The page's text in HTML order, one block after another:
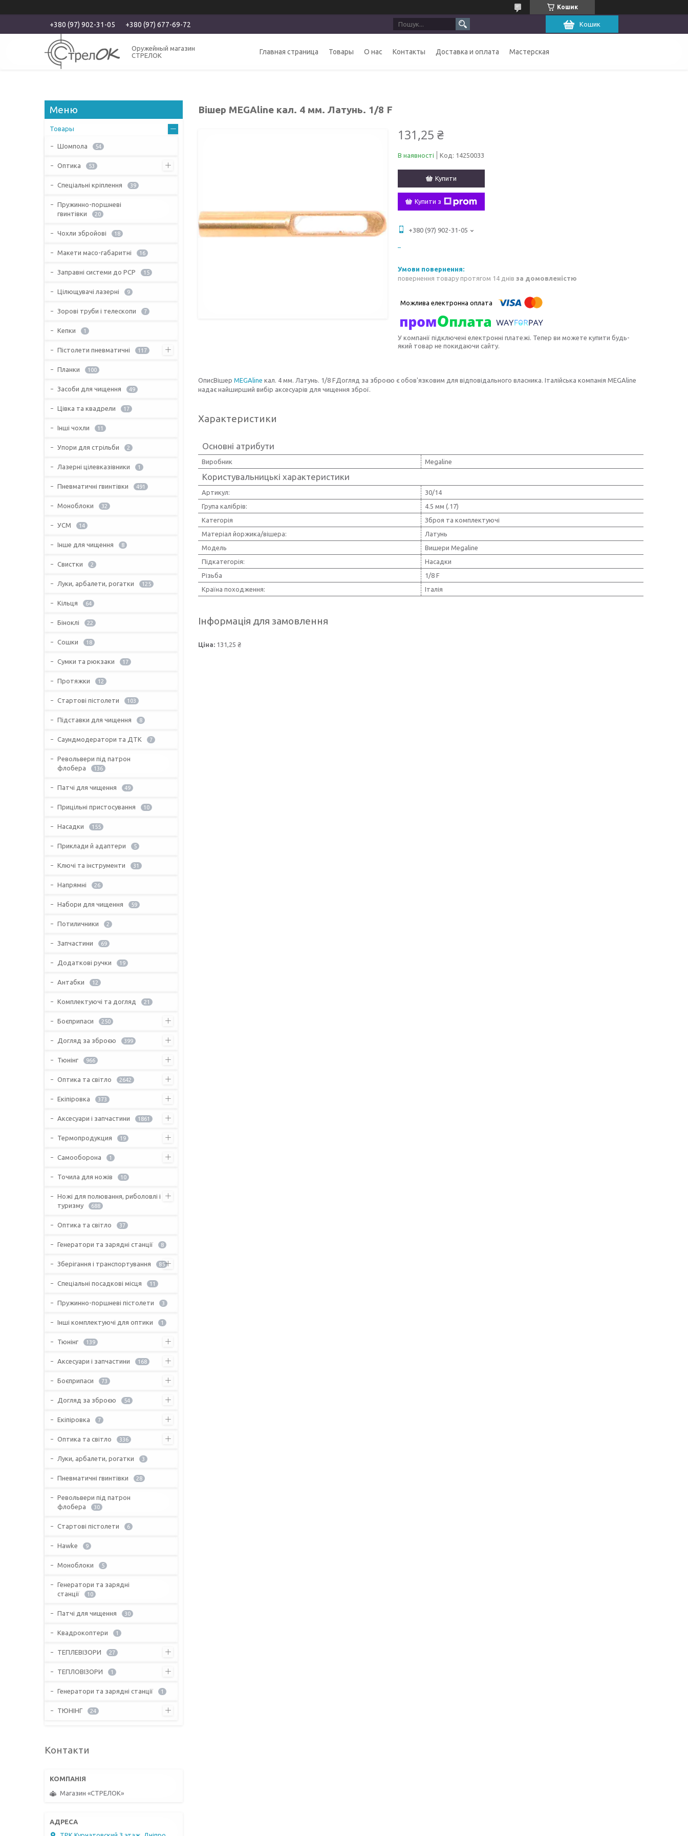
Кошик
+380 (97) 902-31-05 +380 (97) 677-69-72 Кошик
Оружейный магазин
СТРЕЛОК
Главная страница Товары О нас Контакты Доставка и оплата Мастерская
Вішер MEGAline кал. 4 мм. Латунь. 1/8 F
131,25 ₴
В наявності Код: 14250033
Купити
Купити з
+380 (97) 902-31-05
повернення товару протягом 14 днів за домовленістю
У компанії підключені електронні платежі. Тепер ви можете купити будь-
який товар не покидаючи сайту.
ОписВішер MEGAline кал. 4 мм. Латунь. 1/8 FДогляд за зброєю є обов'язковим для відповідального власника. Італійська компанія MEGAline
надає найширший вибір аксесуарів для чищення зброї.
Характеристики
Основні атрибути
Виробник Megaline
Користувальницькі характеристики
Артикул:
30/14
Група калібрів:
4.5 мм (.17)
Категорія
Зброя та комплектуючі
Матеріал йоржика/вішера:
Латунь
Мoдель
Вишери Megaline
Підкатегорія:
Насадки
Різьба
1/8 F
Країна походження:
Італія
Інформація для замовлення
Ціна: 131,25 ₴
Товары
Шомпола 54
Оптика 53
Спеціальні кріплення 39
Пружинно-поршневі
гвинтівки
20
Чохли збройові 18
Макети масо-габаритні 16
Заправні системи до PCP 15
Цілющувачі лазерні 9
Зорові труби і телескопи 7
Кепки 1
Пістолети пневматичні 117
Планки 100
Засоби для чищення 49
Цівка та квадрели 17
Інші чохли 11
Упори для стрільби 2
Лазерні цілевказівники 1
Пневматичні гвинтівки 491
Моноблоки 32
УСМ 14
Інше для чищення 8
Свистки 2
Луки, арбалети, рогатки 125
Кільця 64
Біноклі 22
Сошки 18
Сумки та рюкзаки 17
Протяжки 12
Стартові пістолети 103
Підставки для чищення 8
Саундмодератори та ДТК 7
Револьвери під патрон
флобера
136
Патчі для чищення 49
Прицільні пристосування 10
Насадки 155
Приклади й адаптери 5
Ключі та інструменти 31
Напрямні 26
Набори для чищення 59
Потиличники 2
Запчастини 69
Додаткові ручки 19
Антабки 12
Комплектуючі та догляд 21
Боєприпаси 250
Догляд за зброєю 399
Тюнінг 966
Оптика та світло 2642
Екіпіровка 373
Аксесуари і запчастини 1861
Термопродукция 19
Самооборона 1
Точила для ножів 10
Ножі для полювання, риболовлі і
туризму
688
Оптика та світло 37
Генератори та зарядні станції 8
Зберігання і транспортування 85
Спеціальні посадкові місця 11
Пружинно-поршневі пістолети 3
Інші комплектуючі для оптики 1
Тюнінг 139
Аксесуари і запчастини 168
Боєприпаси 73
Догляд за зброєю 54
Екіпіровка 7
Оптика та світло 336
Луки, арбалети, рогатки 3
Пневматичні гвинтівки 28
Револьвери під патрон
флобера
30
Стартові пістолети 6
Hawke 9
Моноблоки 5
Генератори та зарядні
станції
10
Патчі для чищення 30
Квадрокоптери 1
ТЕПЛЕВІЗОРИ 27
ТЕПЛОВІЗОРИ 1
Генератори та зарядні станції 1
ТЮНІНГ 24
Контакти
Магазин «СТРЕЛОК»